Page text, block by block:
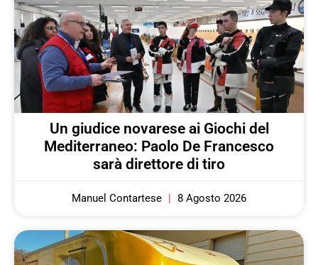
Un giudice novarese ai Giochi del
Mediterraneo: Paolo De Francesco
sarà direttore di tiro
Manuel Contartese 8 Agosto 2026